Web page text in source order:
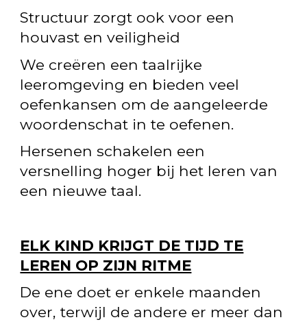
Structuur zorgt ook voor een
houvast en veiligheid
We creëren een taalrijke
leeromgeving en bieden veel
oefenkansen om de aangeleerde
woordenschat in te oefenen.
Hersenen schakelen een
versnelling hoger bij het leren van
een nieuwe taal.
ELK KIND KRIJGT DE TIJD TE
LEREN OP ZIJN RITME
De ene doet er enkele maanden
over, terwijl de andere er meer dan